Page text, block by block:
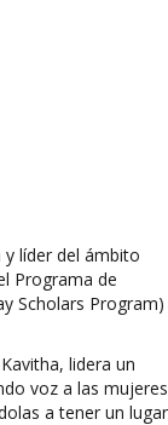
y líder del ámbito
Programa de
Scholars Program)
lidera un
voz a las mujeres
a tener un lugar